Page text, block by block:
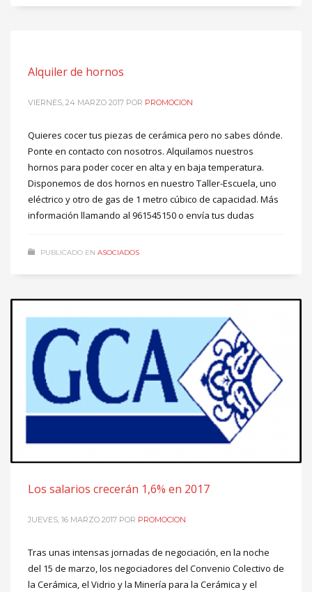
Alquiler de hornos
VIERNES, 24 MARZO 2017 POR PROMOCION
Quieres cocer tus piezas de cerámica pero no sabes dónde.
Ponte en contacto con nosotros. Alquilamos nuestros
hornos para poder cocer en alta y en baja temperatura.
Disponemos de dos hornos en nuestro Taller-Escuela, uno
eléctrico y otro de gas de 1 metro cúbico de capacidad. Más
información llamando al 961545150 o envía tus dudas
PUBLICADO EN ASOCIADOS
Los salarios crecerán 1,6% en 2017
JUEVES, 16 MARZO 2017 POR PROMOCION
Tras unas intensas jornadas de negociación, en la noche
del 15 de marzo, los negociadores del Convenio Colectivo de
la Cerámica, el Vidrio y la Minería para la Cerámica y el